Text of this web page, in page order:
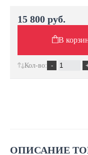
ОПИСАНИЕ
15 800 руб.
В
Кол-во: